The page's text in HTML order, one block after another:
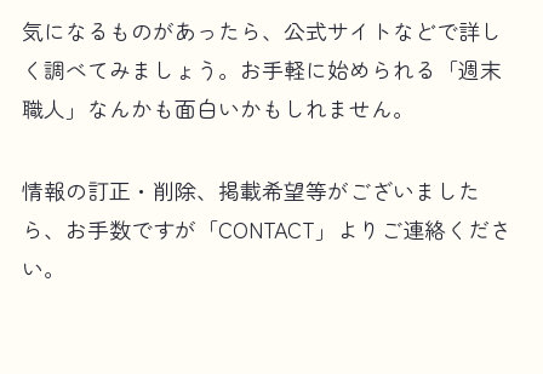
気になるものがあったら、公式サイトなどで詳し
く調べてみましょう。お手軽に始められる「週末
職人」なんかも面白いかもしれません。
情報の訂正・削除、掲載希望等がございました
ら、お手数ですが「CONTACT」よりご連絡くださ
い。